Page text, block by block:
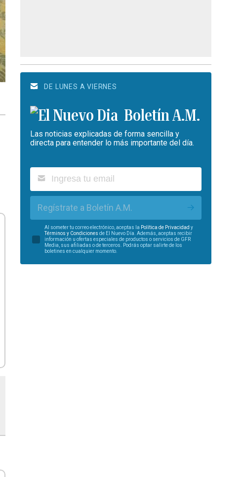
DE LUNES A VIERNES
Boletín A.M.
Las noticias explicadas de forma sencilla y
directa para entender lo más importante del día.
Regístrate a Boletín A.M.
Al someter tu correo electrónico, aceptas la Política de Privacidad y
Términos y Condiciones de El Nuevo Día. Además, aceptas recibir
información u ofertas especiales de productos o servicios de GFR
Media, sus afiliadas o de terceros. Podrás optar salirte de los
boletines en cualquier momento.